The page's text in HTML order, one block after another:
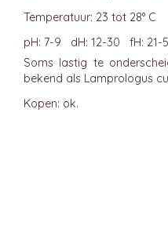
Temperatuur: 23 tot 28° C
pH: 7-9 dH: 12-30 fH:
Soms lastig te
bekend als Lamprologus
Kopen: ok.